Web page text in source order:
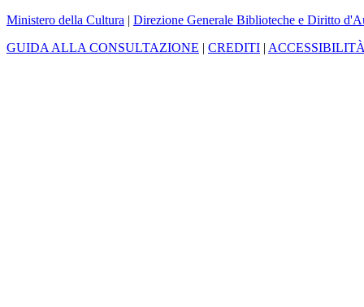
Ministero della Cultura | Direzione Generale Biblioteche e Diritto
GUIDA ALLA CONSULTAZIONE | CREDITI |